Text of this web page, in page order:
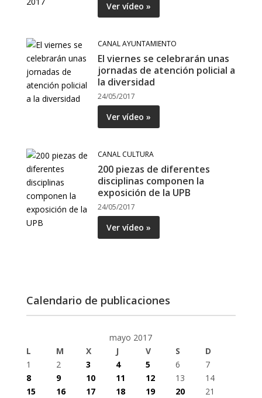
Ver vídeo »
CANAL AYUNTAMIENTO
El viernes se celebrarán unas
jornadas de atención policial a
la diversidad
24/05/2017
Ver vídeo »
CANAL CULTURA
200 piezas de diferentes
disciplinas componen la
exposición de la UPB
24/05/2017
Ver vídeo »
Calendario de publicaciones
mayo 2017
L
M X J V S
D
1
2 3 4 5 6
7
8
9 10 11 12 13
14
15
16 17 18 19 20
21